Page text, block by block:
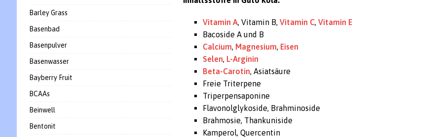
Vitamin A, Vitamin B,Vitamin C,Vitamin E
Bacoside A und B
Calcium, Magnesium, Eisen
Selen, L-Arginin
Beta-Carotin, Asiatsäure
Freie Triterpene
Triperpensaponine
Flavonolglykoside, Brahminoside
Brahmosie, Thankuniside
Kamperol, Quercentin
Barley Grass
Basenbad
Basenpulver
Basenwasser
Bayberry Fruit
BCAAs
Beinwell
Bentonit